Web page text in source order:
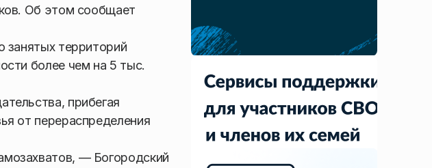
Об этом сообщает
занятых территорий
более чем на 5 тыс.
прибегая
от перераспределения
— Богородский